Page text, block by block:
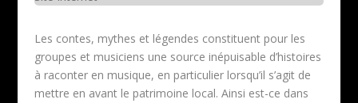
Les contes, mythes et légendes constituent pour les
groupes et musiciens une source inépuisable d’histoires
à raconter en musique, en particulier lorsqu’il s’agit de
mettre en avant le patrimoine local. Ainsi est-ce dans